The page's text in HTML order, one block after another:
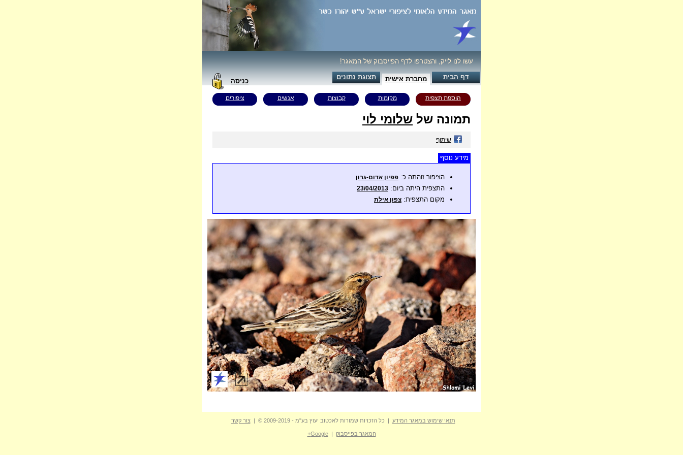
עשו לנו לייק, והצטרפו לדף הפייסבוק של המאגר!
דף הבית מחברת אישית תצוגת נתונים
כניסה
הוספת תצפית מקומות קבוצות אנשים ציפורים
תמונה של שלומי לוי
שיתוף
מידע נוסף
הציפור זוהתה כ: פפיון אדום-גרון
התצפית היתה ביום: 23/04/2013
מקום התצפית: צפון אילת
תנאי שימוש במאגר המידע | כל הזכויות שמורות לאכטוב יעוץ בע"מ - 2009-2019 © | צור קשר
המאגר בפייסבוק |
Google+